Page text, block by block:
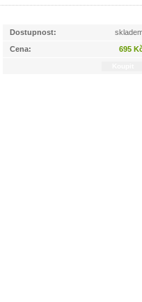
Dostupnost:
Cena:
695